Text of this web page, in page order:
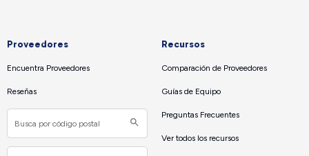
Proveedores
Encuentra Proveedores
Reseñas
Recursos
Comparación de Proveedores
Guías de Equipo
Preguntas Frecuentes
Ver todos los recursos